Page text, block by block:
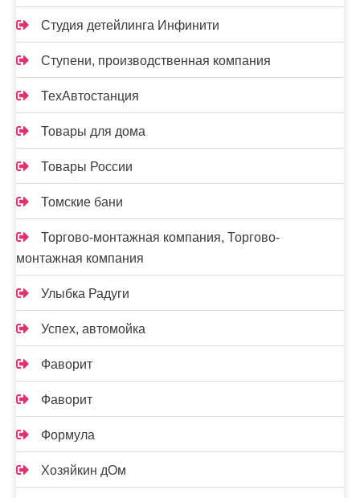
Студия детейлинга Инфинити
Ступени, производственная компания
ТехАвтостанция
Товары для дома
Товары России
Томские бани
Торгово-монтажная компания, Торгово-
монтажная компания
Улыбка Радуги
Успех, автомойка
Фаворит
Фаворит
Формула
Хозяйкин дОм